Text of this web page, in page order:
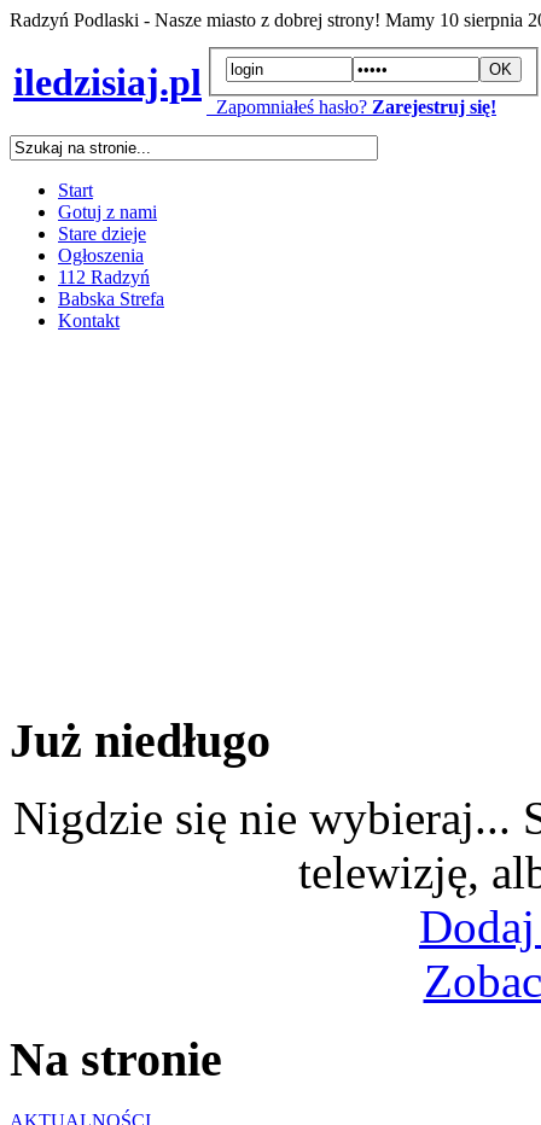
Radzyń Podlaski - Nasze miasto z dobrej strony! Mamy 10 sierpnia
iledzisiaj.pl
Zapomniałeś hasło? Zarejestruj się!
Start
Gotuj z nami
Stare dzieje
Ogłoszenia
112 Radzyń
Babska Strefa
Kontakt
Już niedługo
Nigdzie się nie wybieraj...
telewizję,
Na stronie
AKTUALNOŚCI